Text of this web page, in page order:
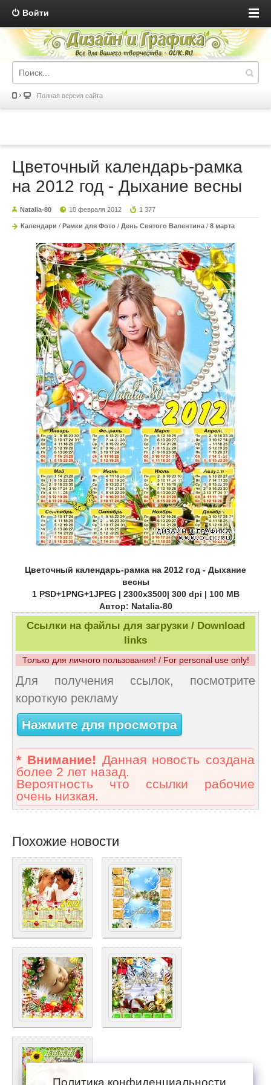
Войти
Полная версия сайта
Цветочный календарь-рамка
на 2012 год - Дыхание весны
Natalia-80 10 февраля 2012 1 377
Календари / Рамки для Фото / День Святого Валентина / 8 марта
Цветочный календарь-рамка на 2012 год - Дыхание
весны
1 PSD+1PNG+1JPEG | 2300х3500| 300 dpi | 100 MB
Автор: Natalia-80
Ссылки на файлы для загрузки / Download
links
Только для личного пользования! / For personal use only!
Для получения ссылок, посмотрите
короткую рекламу
Нажмите для просмотра
* Внимание! Данная новость создана
более 2 лет назад.
Вероятность что ссылки рабочие
очень низкая.
Похожие новости
Политика конфиденциальности